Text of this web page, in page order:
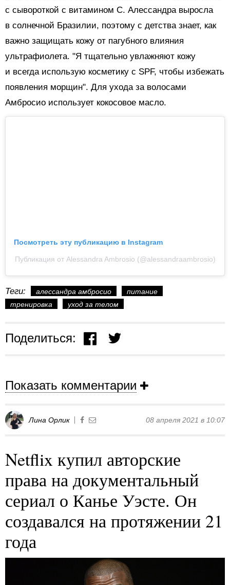
с сывороткой с витамином C. Алессандра выросла
в солнечной Бразилии, поэтому с детства знает, как
важно защищать кожу от пагубного влияния
ультрафиолета. "Я тщательно увлажняют кожу
и всегда использую косметику с SPF, чтобы избежать
появления морщин". Для ухода за волосами
Амбросио использует кокосовое масло.
Посмотреть эту публикацию в Instagram
Публикация от Alessandra Ambrosio (@alessandraambrosio)
Теги: алессандра амбросио
питание
тренировка
уход за телом
Поделиться:
Показать комментарии
Лина Орлик 08 апреля 2021 в 10:07
Netflix купил авторские
права на документальный
сериал о Канье Уэсте. Он
создавался на протяжении 21
года